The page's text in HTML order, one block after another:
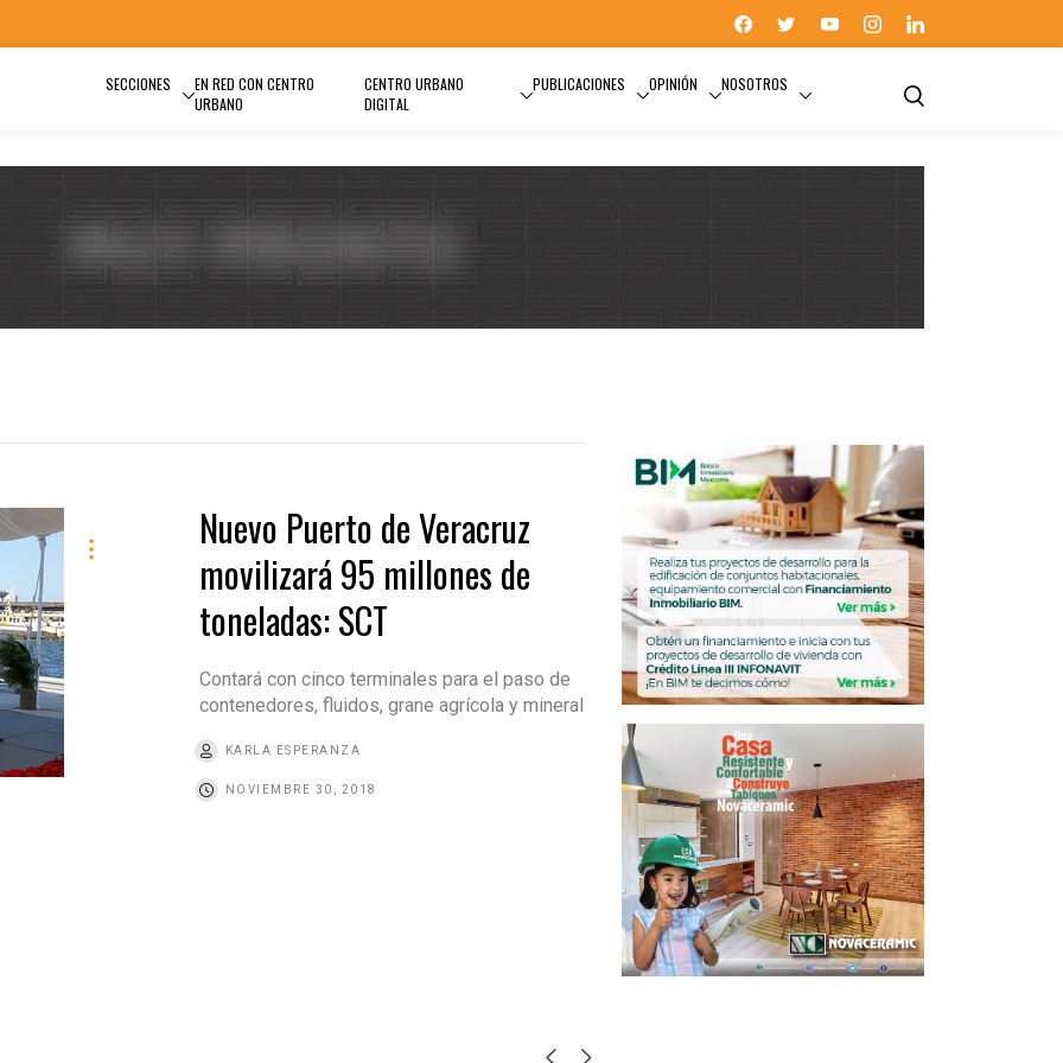
SECCIONES
EN RED CON CENTRO
URBANO
CENTRO URBANO
DIGITAL
PUBLICACIONES OPINIÓN NOSOTROS
Nuevo Puerto de Veracruz
movilizará 95 millones de
toneladas: SCT
Contará con cinco terminales para el paso de
contenedores, fluidos, grane agrícola y mineral
KARLA ESPERANZA
NOVIEMBRE 30, 2018
NUEVO PUERTO DE VERACRUZ